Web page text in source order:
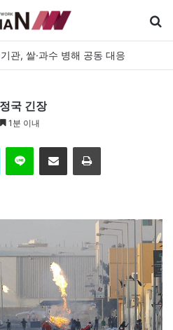
관, 쌀·과수 병해 공동 대응
국 긴장
1분 이내
Telegram 이메일